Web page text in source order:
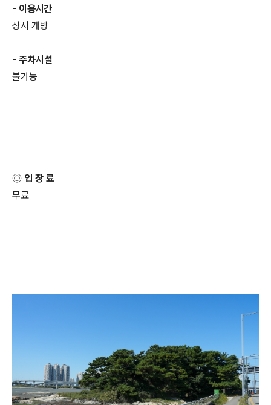
- 이용시간
상시 개방
- 주차시설
불가능
◎ 입 장 료
무료